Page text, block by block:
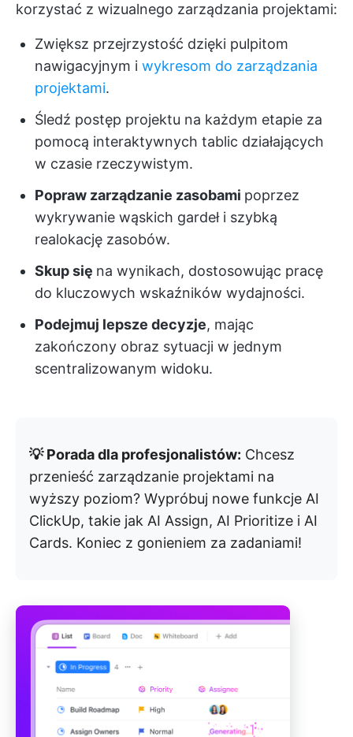
korzystać z wizualnego zarządzania projektami:
Zwiększ przejrzystość dzięki pulpitom
nawigacyjnym i wykresom do zarządzania
projektami.
Śledź postęp projektu na każdym etapie za
pomocą interaktywnych tablic działających
w czasie rzeczywistym.
Popraw zarządzanie zasobami poprzez
wykrywanie wąskich gardeł i szybką
realokację zasobów.
Skup się na wynikach, dostosowując pracę
do kluczowych wskaźników wydajności.
Podejmuj lepsze decyzje, mając
zakończony obraz sytuacji w jednym
scentralizowanym widoku.
💡 Porada dla profesjonalistów: Chcesz
przenieść zarządzanie projektami na
wyższy poziom? Wypróbuj nowe funkcje AI
ClickUp, takie jak AI Assign, AI Prioritize i AI
Cards. Koniec z gonieniem za zadaniami!